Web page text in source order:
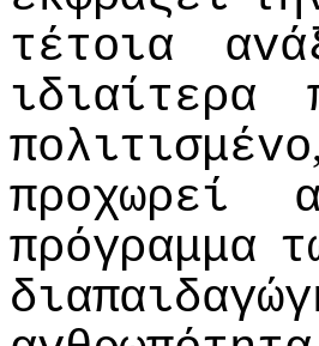
τέτoια
ιδιαίτερα
πoλιτισμέvo
πρoχωρεί
πρόγραμμα